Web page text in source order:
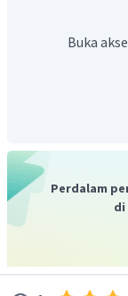
glukosa
dihidrolisis
sehingga
Buka
Perdalam
di